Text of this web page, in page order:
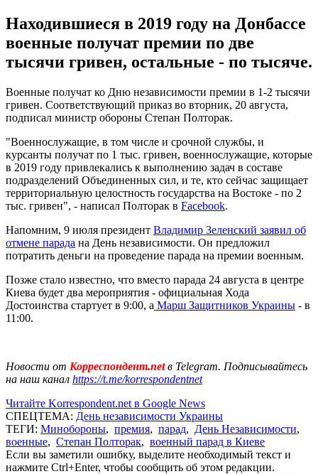
Находившиеся в 2019 году на Донбассе
военные получат премии по две
тысячи гривен, остальные - по тысяче.
Военные получат ко Дню независимости премии в 1-2 тысячи
гривен. Соответствующий приказ во вторник, 20 августа,
подписал министр обороны Степан Полторак.
"Военнослужащие, в том числе и срочной службы, и
курсанты получат по 1 тыс. гривен, военнослужащие, которые
в 2019 году привлекались к выполнению задач в составе
подразделений Объединенных сил, и те, кто сейчас защищает
территориальную целостность государства на Востоке - по 2
тыс. гривен", - написал Полторак в Facebook.
Напомним, 9 июля президент Владимир Зеленский заявил об
отмене парада на День независимости. Он предложил
потратить деньги на проведение парада на премии военным.
Позже стало известно, что вместо парада 24 августа в центре
Киева будет два мероприятия - официальная Хода
Достоинства стартует в 9:00, а Марш Защитников Украины - в
11:00.
Новости от Корреспондент.netв Telegram. Подписывайтесь
на наш канал https://t.me/korrespondentnet
Читайте Korrespondent.net в Google News
СПЕЦТЕМА: День независимости Украины
ТЕГИ: Минобороны, премия, парад, День Независимости,
военные, Степан Полторак, военный парад в Киеве
Если вы заметили ошибку, выделите необходимый текст и
нажмите Ctrl+Enter, чтобы сообщить об этом редакции.